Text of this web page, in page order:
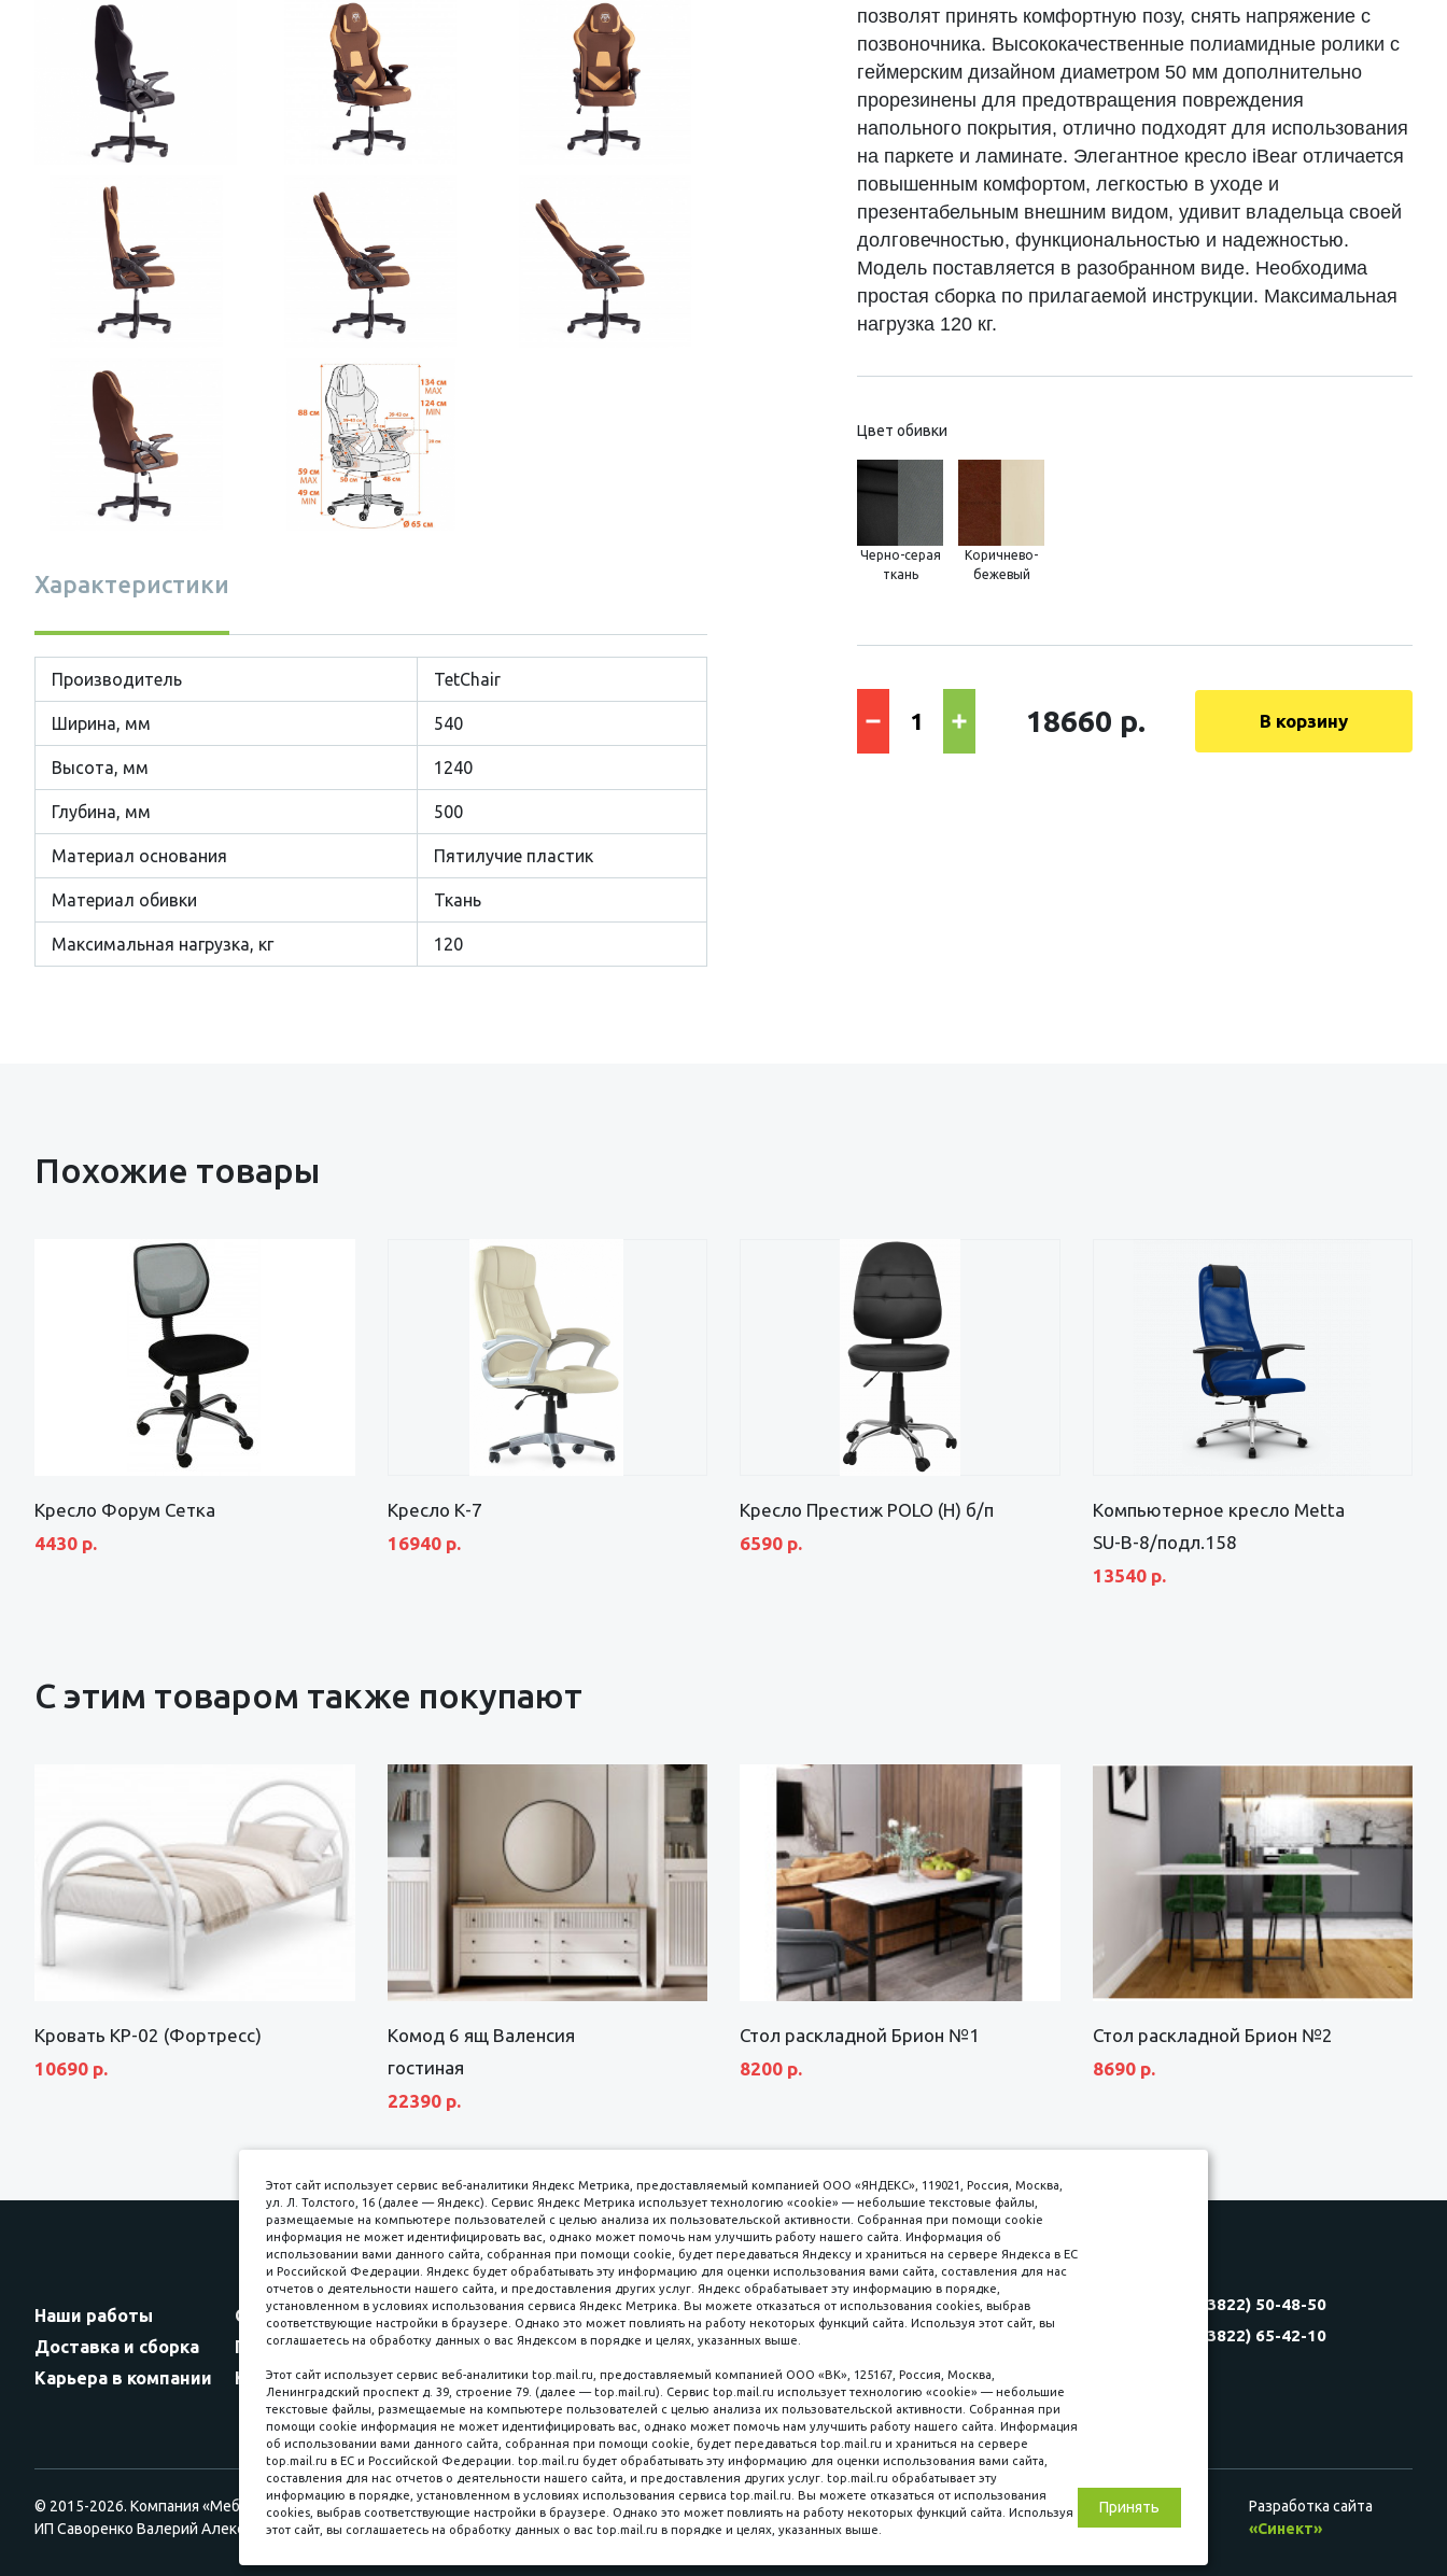
Характеристики
Производитель TetСhair
Ширина, мм 540
Высота, мм 1240
Глубина, мм 500
Материал основания Пятилучие пластик
Материал обивки Ткань
Максимальная нагрузка, кг 120
позволят принять комфортную позу, снять напряжение с
позвоночника. Высококачественные полиамидные ролики с
геймерским дизайном диаметром 50 мм дополнительно
прорезинены для предотвращения повреждения
напольного покрытия, отлично подходят для использования
на паркете и ламинате. Элегантное кресло iBear отличается
повышенным комфортом, легкостью в уходе и
презентабельным внешним видом, удивит владельца своей
долговечностью, функциональностью и надежностью.
Модель поставляется в разобранном виде. Необходима
простая сборка по прилагаемой инструкции. Максимальная
нагрузка 120 кг.
Цвет обивки
Черно-серая
ткань
Коричнево-
бежевый
18660 р. В корзину
Похожие товары
Кресло Форум Сетка
4430 р.
Кресло К-7
16940 р.
Кресло Престиж POLO (H) б/п
6590 р.
Компьютерное кресло Metta
SU-B-8/подл.158
13540 р.
С этим товаром также покупают
Кровать КР-02 (Фортресс)
10690 р.
Комод 6 ящ Валенсия
гостиная
22390 р.
Стол раскладной Брион №1
8200 р.
Стол раскладной Брион №2
8690 р.
Наши работы
Оплата
Доставка и сборка
Гарантии
Карьера в компании
Контакты
Принимаем к оплате
Наличные
пл. Соляная, 6, стр. 16
8 (3822) 60-70-30
8 (3822) 22-77-68
8 (3822) 50-48-50
8 (3822) 65-42-10
© 2015-2026. Компания «Мебельный куб».
ИП Саворенко Валерий Александрович. Россия, г. Томск, пл. Соляная, 6 стр. 16, Цокольный этаж
Мы в соц. сетях
Разработка сайта
«Синект»
Этот сайт использует сервис веб-аналитики Яндекс Метрика, предоставляемый компанией ООО «ЯНДЕКС», 119021, Россия, Москва,
ул. Л. Толстого, 16 (далее — Яндекс). Сервис Яндекс Метрика использует технологию «cookie» — небольшие текстовые файлы,
размещаемые на компьютере пользователей с целью анализа их пользовательской активности. Собранная при помощи cookie
информация не может идентифицировать вас, однако может помочь нам улучшить работу нашего сайта. Информация об
использовании вами данного сайта, собранная при помощи cookie, будет передаваться Яндексу и храниться на сервере Яндекса в ЕС
и Российской Федерации. Яндекс будет обрабатывать эту информацию для оценки использования вами сайта, составления для нас
отчетов о деятельности нашего сайта, и предоставления других услуг. Яндекс обрабатывает эту информацию в порядке,
установленном в условиях использования сервиса Яндекс Метрика. Вы можете отказаться от использования cookies, выбрав
соответствующие настройки в браузере. Однако это может повлиять на работу некоторых функций сайта. Используя этот сайт, вы
соглашаетесь на обработку данных о вас Яндексом в порядке и целях, указанных выше.
Этот сайт использует сервис веб-аналитики top.mail.ru, предоставляемый компанией ООО «ВК», 125167, Россия, Москва,
Ленинградский проспект д. 39, строение 79. (далее — top.mail.ru). Сервис top.mail.ru использует технологию «cookie» — небольшие
текстовые файлы, размещаемые на компьютере пользователей с целью анализа их пользовательской активности. Собранная при
помощи cookie информация не может идентифицировать вас, однако может помочь нам улучшить работу нашего сайта. Информация
об использовании вами данного сайта, собранная при помощи cookie, будет передаваться top.mail.ru и храниться на сервере
top.mail.ru в ЕС и Российской Федерации. top.mail.ru будет обрабатывать эту информацию для оценки использования вами сайта,
составления для нас отчетов о деятельности нашего сайта, и предоставления других услуг. top.mail.ru обрабатывает эту
информацию в порядке, установленном в условиях использования сервиса top.mail.ru. Вы можете отказаться от использования
cookies, выбрав соответствующие настройки в браузере. Однако это может повлиять на работу некоторых функций сайта. Используя
этот сайт, вы соглашаетесь на обработку данных о вас top.mail.ru в порядке и целях, указанных выше.
Принять